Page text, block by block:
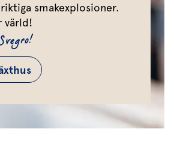
smakexplosioner.
värld!